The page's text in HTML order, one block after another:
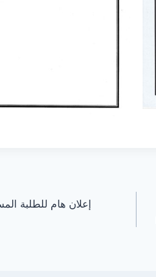
إعلان هام للطلبة